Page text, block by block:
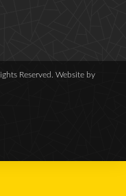
Reserved. Website by